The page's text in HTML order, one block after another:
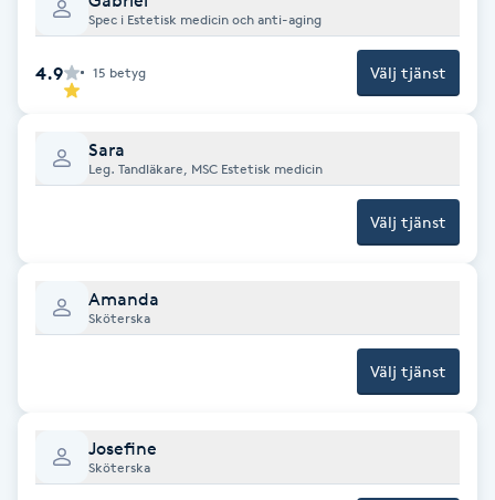
Fotsvamp
Fotvård
Fransar
Fransfärgning
Fransförlängning
Fransförlängning Volym
Spec i Estetisk medicin och anti-aging
4.9 15 betyg Välj tjänst
Sara
Leg. Tandläkare, MSC Estetisk medicin
Välj tjänst
Amanda
Sköterska
Välj tjänst
Josefine
Sköterska